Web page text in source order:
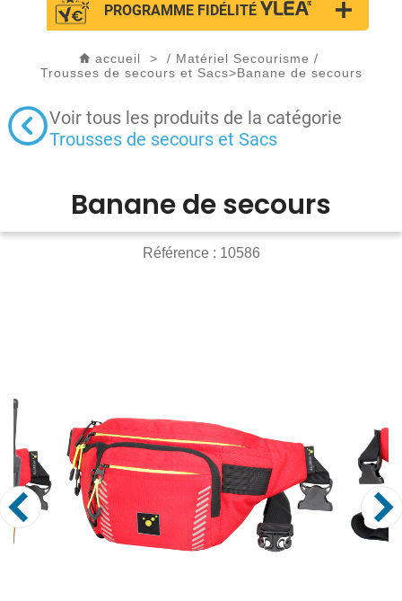
PROGRAMME FIDÉLITÉ
accueil > / Matériel Secourisme /
Trousses de secours et Sacs>Banane de secours
Voir tous les produits de la catégorie
Trousses de secours et Sacs
Banane de secours
Référence : 10586